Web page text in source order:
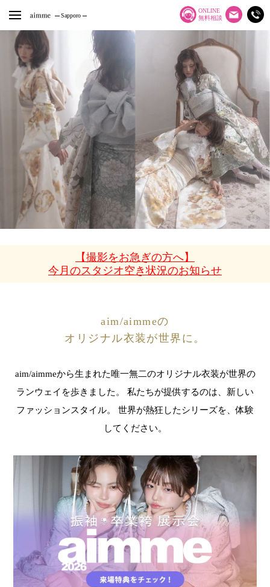
Sapporo
ONLINE
無料相談
【撮影をお急ぎの方へ】
今月のスタジオ空き状況のお知らせ
aim/aimmeの
オリジナル衣装が世界に。
aim/aimmeから生まれた唯一無二のオリジナル衣装が世界の
ランウェイを歩きました。 私たちが提供するのは、新しい
ファッションスタイル。 世界が熱狂したシリーズを、体験
してください。